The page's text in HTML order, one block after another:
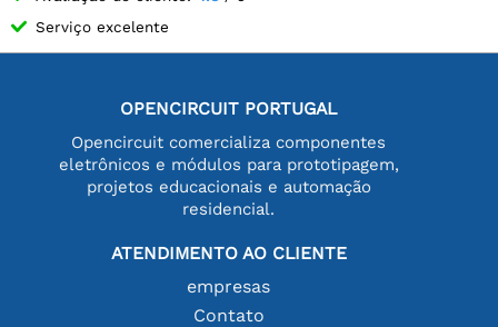
Serviço excelente
OPENCIRCUIT PORTUGAL
Opencircuit comercializa componentes
eletrônicos e módulos para prototipagem,
projetos educacionais e automação
residencial.
ATENDIMENTO AO CLIENTE
empresas
Contato